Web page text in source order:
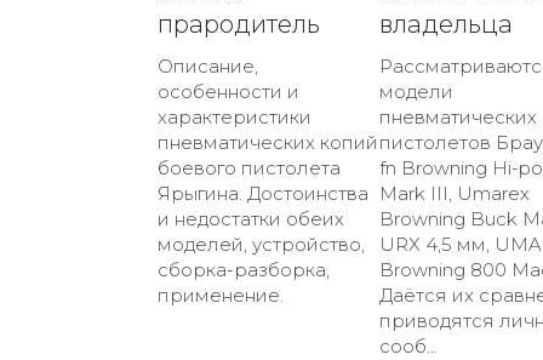
прародитель
Описание,
особенности и
характеристики
пневматических копий
боевого пистолета
Ярыгина. Достоинства
и недостатки обеих
моделей, устройство,
сборка-разборка,
применение.
владельца
модели
пневматических
пистолетов
fn Browning Hi-
Mark III, Umarex
Browning Buck
URX 4,5 мм,
Browning 800
Даётся их
приводятся
сооб...